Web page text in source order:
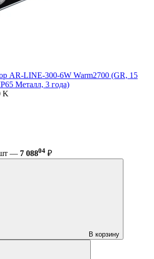
AR-LINE-300-6W Warm2700 (GR, 15
Металл, 3 года)
K
шт — 7 08804 ₽
В корзину